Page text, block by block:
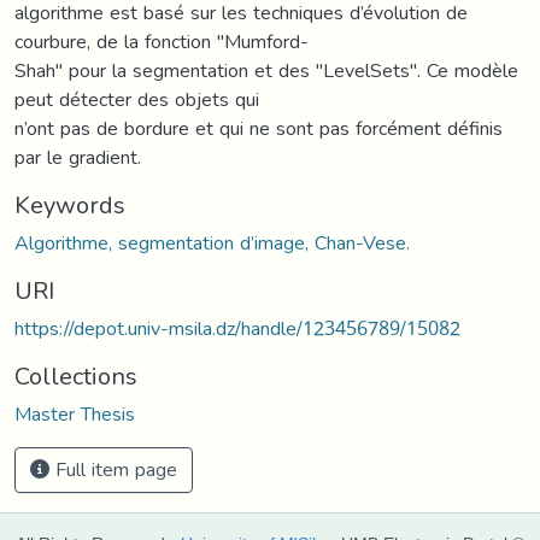
algorithme est basé sur les techniques d’évolution de
courbure, de la fonction "Mumford-
Shah" pour la segmentation et des "LevelSets". Ce modèle
peut détecter des objets qui
n’ont pas de bordure et qui ne sont pas forcément définis
par le gradient.
Keywords
Algorithme, segmentation d’image, Chan-Vese.
URI
https://depot.univ-msila.dz/handle/123456789/15082
Collections
Master Thesis
Full item page